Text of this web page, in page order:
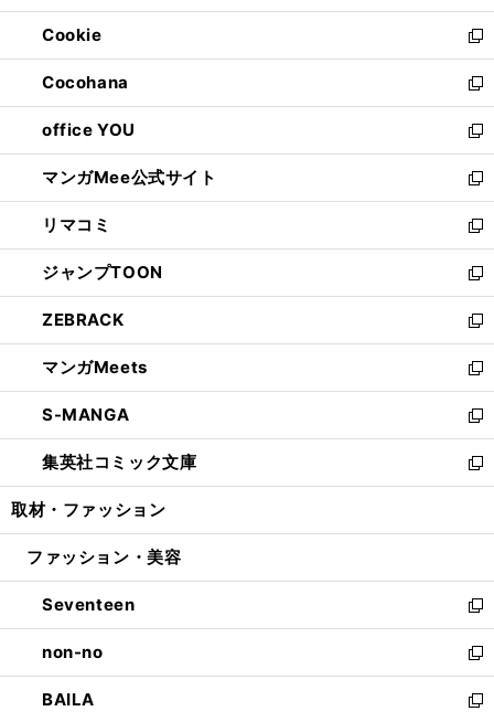
開
く
ウ
で
開
く
ン
ド
ウ
で
開
く
ウ
ィ
ン
ド
ウ
で
開
く
Cookie
新
し
い
ウ
ィ
ン
ド
ウ
で
開
く
Cocohana
新
し
い
ウ
ィ
ン
ド
ウ
で
開
く
office YOU
新
し
い
ウ
ィ
ン
ド
ウ
で
開
く
マンガMee公式サイト
新
し
い
ウ
ィ
ン
ド
ウ
で
開
く
リマコミ
新
し
い
ウ
ィ
ン
ド
ウ
で
開
く
ジャンプTOON
新
し
い
ウ
ィ
ン
ド
ウ
で
開
ZEBRACK
新
し
い
ウ
ィ
ン
ド
ウ
開
マンガMeets
新
し
い
ウ
ィ
ン
ウ
開
く
S-MANGA
新
し
い
ウ
ン
ウ
で
開
く
集英社コミック文庫
新
し
ウ
ン
ド
ウ
で
開
く
取材・ファッション
ファッション・美容
Seventeen
新
し
い
ウ
ィ
non-no
新
し
い
BAILA
新